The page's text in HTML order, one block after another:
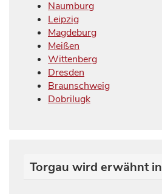
Naumburg
Leipzig
Magdeburg
Meißen
Wittenberg
Dresden
Braunschweig
Dobrilugk
Torgau wird erwähnt in